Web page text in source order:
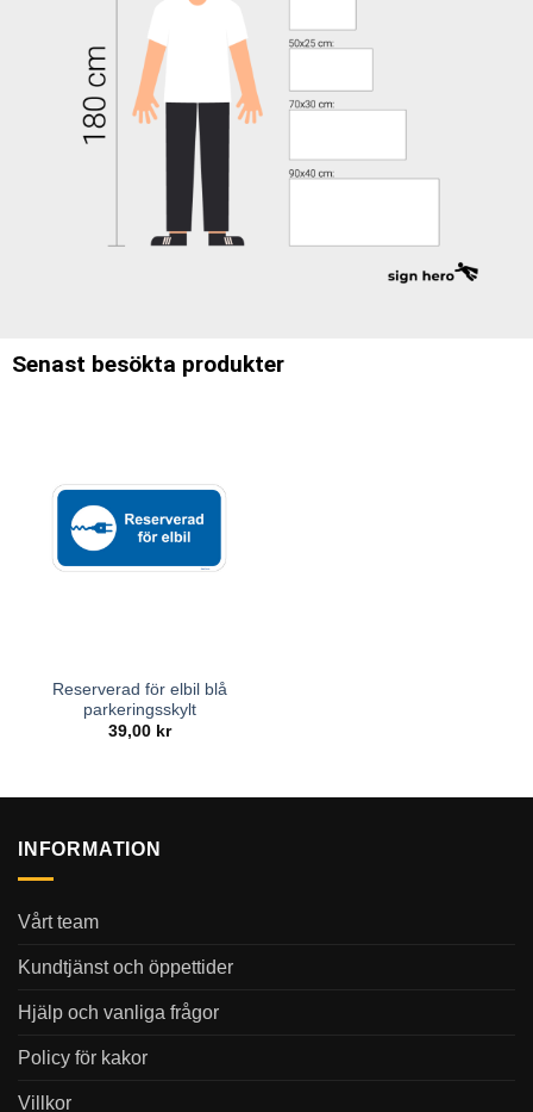
Senast besökta produkter
Reserverad för elbil blå
parkeringsskylt
39,00 kr
INFORMATION
Vårt team
Kundtjänst och öppettider
Hjälp och vanliga frågor
Policy för kakor
Villkor